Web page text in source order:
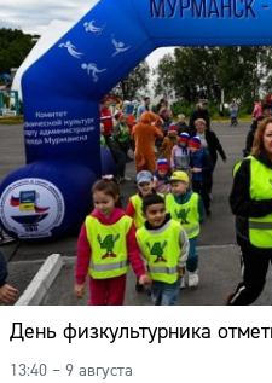
День физкультурника
13:40 – 9 августа